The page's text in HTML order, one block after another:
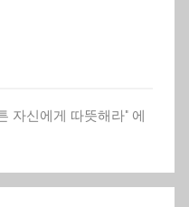
자신에게 따뜻해라" 에